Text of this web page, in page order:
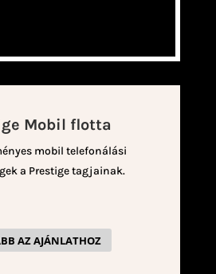
Mobil flotta
mobil telefonálási
a Prestige tagjainak.
AZ AJÁNLATHOZ